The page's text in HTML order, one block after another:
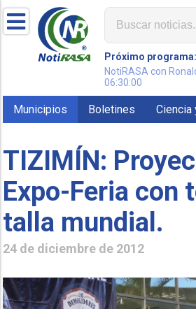
Próximo programa:
NotiRASA con
06:30:00
Municipios Boletines Ciencia
TIZIMÍN:
Expo-Feria con
talla mundial.
24 de diciembre de 2012